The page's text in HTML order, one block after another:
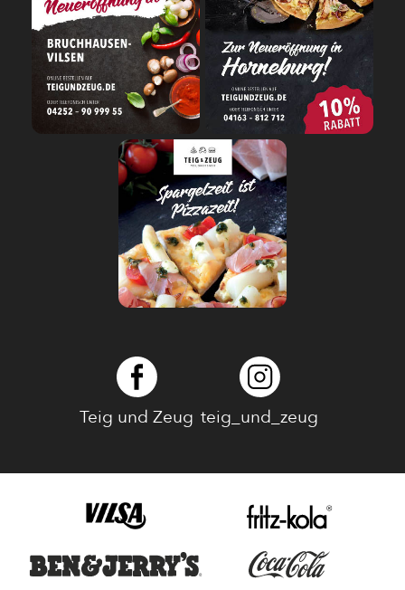
DESSERT
GETRÄNKE
STARTSEITE
Teig und Zeug teig_und_zeug